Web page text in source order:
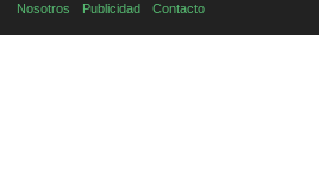
Nosotros Publicidad Contacto